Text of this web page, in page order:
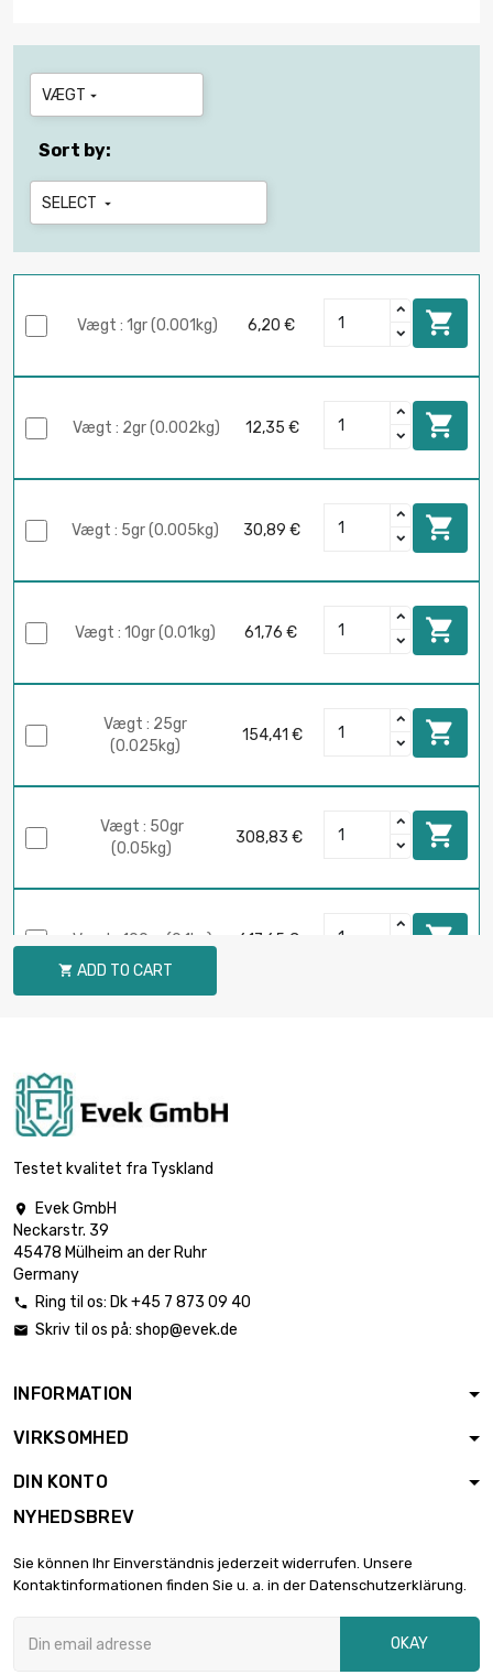
VÆGT 
Sort by:
SELECT 
Vægt : 1gr (0.001kg) 6,20 € 
Vægt : 2gr (0.002kg) 12,35 € 
Vægt : 5gr (0.005kg) 30,89 € 
Vægt : 10gr (0.01kg) 61,76 € 
Vægt : 25gr
(0.025kg)
154,41 € 
Vægt : 50gr
(0.05kg)
308,83 € 
Vægt : 100gr (0.1kg) 617,65 € 
Vægt : 1 000gr
(1kg)
Vægt : 2 000gr
Vægt : 2 500gr
 ADD TO CART
Testet kvalitet fra Tyskland

Evek GmbH
Neckarstr. 39
45478 Mülheim an der Ruhr
Germany
 Ring til os: Dk +45 7 873 09 40
 Skriv til os på: shop@evek.de
INFORMATION
VIRKSOMHED
DIN KONTO
NYHEDSBREV
Sie können Ihr Einverständnis jederzeit widerrufen. Unsere
Kontaktinformationen finden Sie u. a. in der Datenschutzerklärung.
OKAY